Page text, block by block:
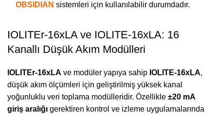
OBSIDIAN sistemleri için kullanılabilir durumdadır.
IOLITEr-16xLA ve IOLITE-16xLA: 16
Kanallı Düşük Akım Modülleri
IOLITEr-16xLA ve modüler yapıya sahip IOLITE-16xLA,
düşük akım ölçümleri için geliştirilmiş yüksek kanal
yoğunluklu veri toplama modülleridir. Özellikle ±20 mA
giriş aralığı gerektiren kontrol ve izleme uygulamalarında